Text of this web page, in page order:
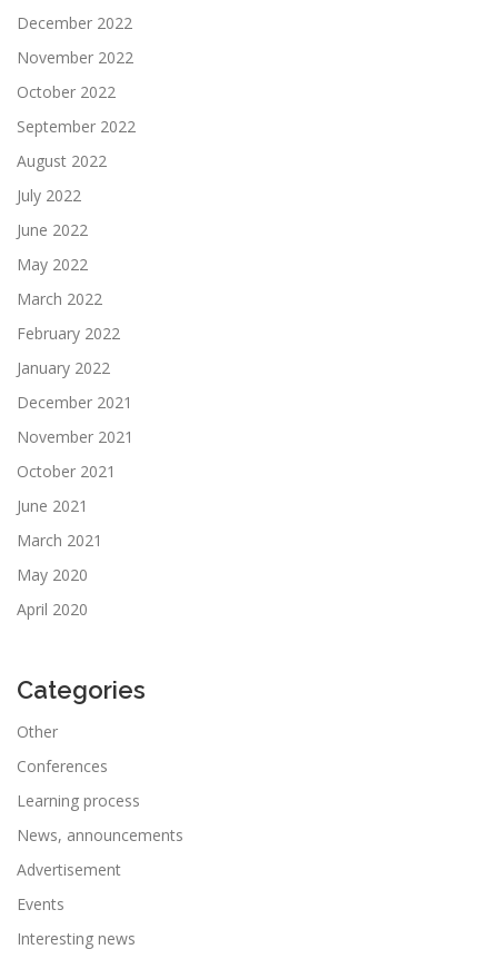
December 2022
November 2022
October 2022
September 2022
August 2022
July 2022
June 2022
May 2022
March 2022
February 2022
January 2022
December 2021
November 2021
October 2021
June 2021
March 2021
May 2020
April 2020
Categories
Other
Conferences
Learning process
News, announcements
Advertisement
Events
Interesting news